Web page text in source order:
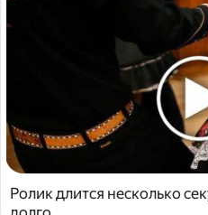
Ролик длится несколько